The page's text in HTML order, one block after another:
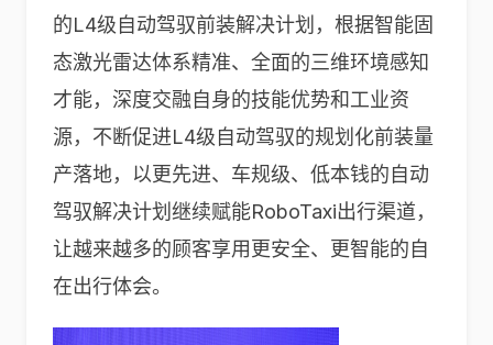
的L4级自动驾驭前装解决计划，根据智能固
态激光雷达体系精准、全面的三维环境感知
才能，深度交融自身的技能优势和工业资
源，不断促进L4级自动驾驭的规划化前装量
产落地，以更先进、车规级、低本钱的自动
驾驭解决计划继续赋能RoboTaxi出行渠道，
让越来越多的顾客享用更安全、更智能的自
在出行体会。